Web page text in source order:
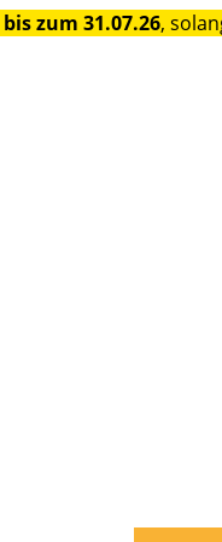
bis zum 31.07.26,